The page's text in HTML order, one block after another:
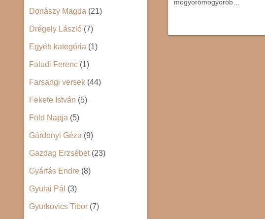
mogyorómogyorób…
Donászy Magda (21)
Drégely László (7)
Egyéb kategória (1)
Faludi Ferenc (1)
Farsangi versek (44)
Fekete István (5)
Föld Napja (5)
Gárdonyi Géza (9)
Gazdag Erzsébet(23)
Gyárfás Endre (8)
Gyulai Pál (3)
Gyurkovics Tibor (7)